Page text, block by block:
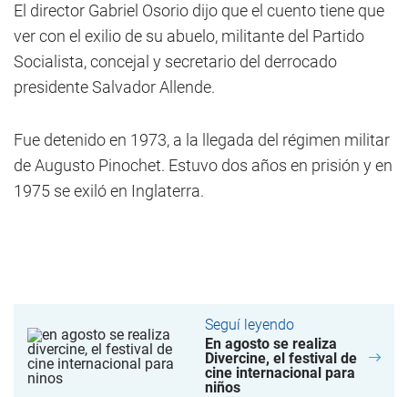
El director Gabriel Osorio dijo que el cuento tiene que
ver con el exilio de su abuelo, militante del Partido
Socialista, concejal y secretario del derrocado
presidente Salvador Allende.
Fue detenido en 1973, a la llegada del régimen militar
de Augusto Pinochet. Estuvo dos años en prisión y en
1975 se exiló en Inglaterra.
Seguí leyendo
En agosto se realiza
Divercine, el festival de
cine internacional para
niños